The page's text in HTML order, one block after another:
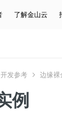
了解金山云
开发参考 边缘裸
例